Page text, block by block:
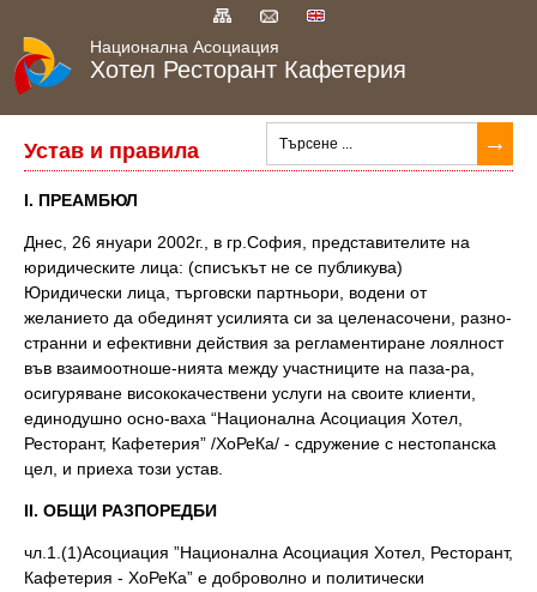
Национална Асоциация
Хотел Ресторант Кафетерия
УСТАВ И ПРАВИЛА
ВРЪЗКИ
ЗА КОНТАКТИ
ЗА НАС
Устав и правила
І. ПРЕАМБЮЛ
Днес, 26 януари 2002г., в гр.София, представителите на
юридическите лица: (списъкът не се публикува)
Юридически лица, търговски партньори, водени от
желанието да обединят усилията си за целенасочени, разно-
странни и ефективни действия за регламентиране лоялност
във взаимоотноше-нията между участниците на паза-ра,
осигуряване висококачествени услуги на своите клиенти,
единодушно осно-ваха “Национална Асоциация Хотел,
Ресторант, Кафетерия” /ХоРеКа/ - сдружение с нестопанска
цел, и приеха този устав.
ІІ. ОБЩИ РАЗПОРЕДБИ
чл.1.(1)Асоциация ”Национална Асоциация Хотел, Ресторант,
Кафетерия - ХоРеКа” е доброволно и политически